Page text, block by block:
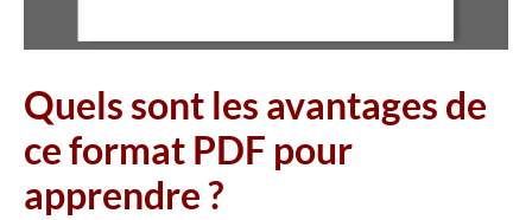
Quels sont les avantages de
ce format PDF pour
apprendre ?